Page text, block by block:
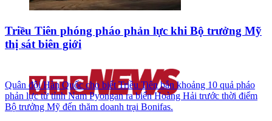
Triều Tiên phóng pháo phản lực khi Bộ trưởng Mỹ
thị sát biên giới
Quân đội Hàn Quốc cho biết Triều Tiên bắn khoảng 10 quả pháo
phản lực từ tỉnh Nam Pyongan ra biển Hoàng Hải trước thời điểm
Bộ trưởng Mỹ đến thăm doanh trại Bonifas.